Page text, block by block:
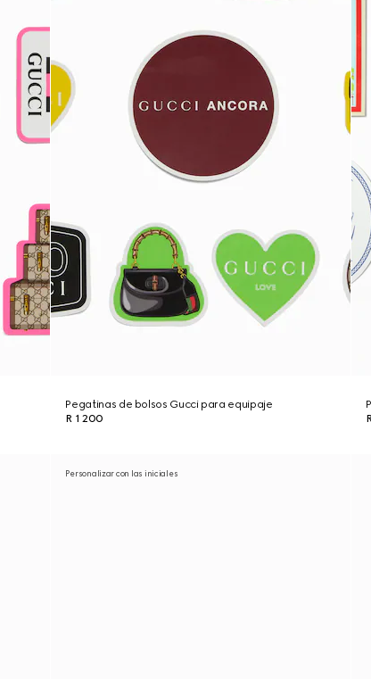
Pegatinas de bolsos Gucci para equipaje
R 1 200
Personalizar con las iniciales